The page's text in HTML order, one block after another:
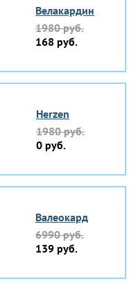
Велакардин
1980 руб.
168 руб.
Herzen
1980 руб.
0 руб.
Валеокард
6990 руб.
139 руб.